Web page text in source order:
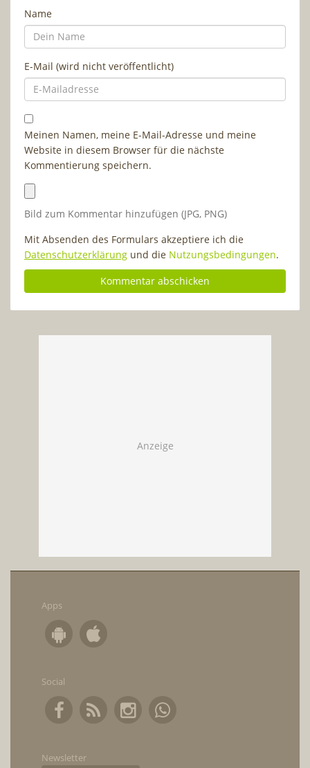
Name
E-Mail (wird nicht veröffentlicht)
Meinen Namen, meine E-Mail-Adresse und meine
Website in diesem Browser für die nächste
Kommentierung speichern.
Bild zum Kommentar hinzufügen (JPG, PNG)
Mit Absenden des Formulars akzeptiere ich die
Datenschutzerklärung und die Nutzungsbedingungen.
Apps
Social
Newsletter